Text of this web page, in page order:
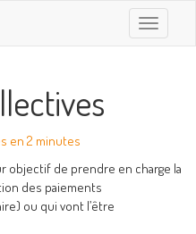
Toggle
en 2 minutes
objectif de prendre en charge la
des paiements
ou qui vont l’être